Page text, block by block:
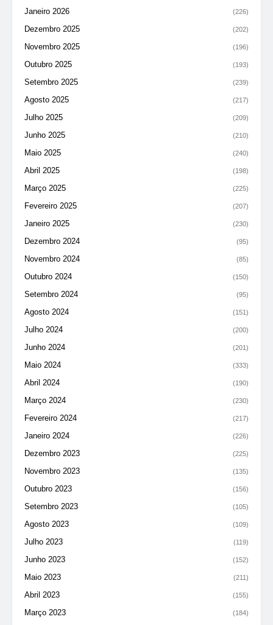
Janeiro 2026 (226)
Dezembro 2025 (202)
Novembro 2025 (196)
Outubro 2025 (193)
Setembro 2025 (239)
Agosto 2025 (217)
Julho 2025 (209)
Junho 2025 (210)
Maio 2025 (240)
Abril 2025 (198)
Março 2025 (225)
Fevereiro 2025 (207)
Janeiro 2025 (230)
Dezembro 2024 (95)
Novembro 2024 (85)
Outubro 2024 (150)
Setembro 2024 (95)
Agosto 2024 (151)
Julho 2024 (200)
Junho 2024 (201)
Maio 2024 (333)
Abril 2024 (190)
Março 2024 (230)
Fevereiro 2024 (217)
Janeiro 2024 (226)
Dezembro 2023 (225)
Novembro 2023 (135)
Outubro 2023 (156)
Setembro 2023 (105)
Agosto 2023 (109)
Julho 2023 (119)
Junho 2023 (152)
Maio 2023 (211)
Abril 2023 (155)
Março 2023 (184)